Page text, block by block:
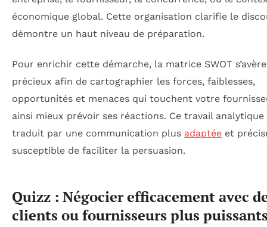
économique global. Cette organisation clarifie le
démontre un haut niveau de préparation.
Pour enrichir cette démarche, la matrice SWOT
précieux afin de cartographier les forces, faiblesses,
opportunités et menaces qui touchent votre
ainsi mieux prévoir ses réactions. Ce travail analytique
traduit par une communication plus adaptée et
susceptible de faciliter la persuasion.
Quizz : Négocier efficacement avec
clients ou fournisseurs plus